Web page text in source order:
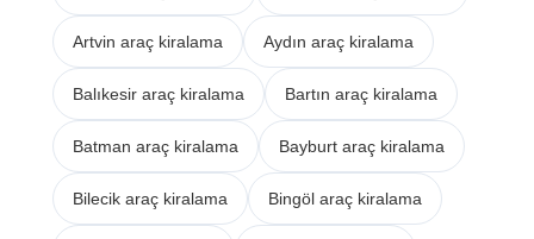
Artvin araç kiralama Aydın araç kiralama
Balıkesir araç kiralama Bartın araç kiralama
Batman araç kiralama Bayburt araç kiralama
Bilecik araç kiralama Bingöl araç kiralama